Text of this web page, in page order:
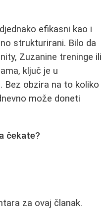
efikasni kao i
strukturirani. Bilo da
Zuzanine treninge ili
ključ je u
Bez obzira na to koliko
može doneti
čekate?
za ovaj članak.